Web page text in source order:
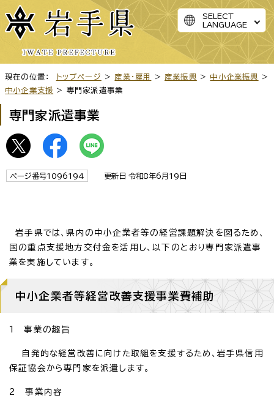
SELECT
LANGUAGE
現在の位置： トップページ > 産業・雇用 > 産業振興 > 中小企業振興
>
中小企業支援 > 専門家派遣事業
専門家派遣事業
ページ番号1096194 更新日 令和8年6月19日
岩手県では、県内の中小企業者等の経営課題解決を図るため、
国の重点支援地方交付金を活用し、以下のとおり専門家派遣事
業を実施しています。
中小企業者等経営改善支援事業費補助
1 事業の趣旨
自発的な経営改善に向けた取組を支援するため、岩手県信用
保証協会から専門家を派遣します。
2 事業内容